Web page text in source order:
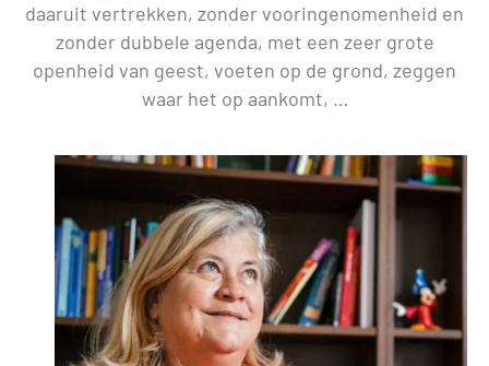
daaruit vertrekken, zonder vooringenomenheid en
zonder dubbele agenda, met een zeer grote
openheid van geest, voeten op de grond, zeggen
waar het op aankomt, …